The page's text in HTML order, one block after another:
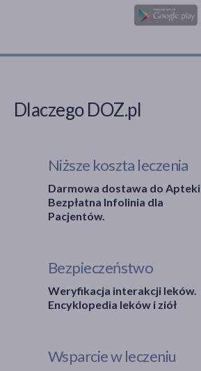
Dlaczego DOZ.pl
Niższe koszta leczenia
Darmowa dostawa do Apteki
Bezpłatna Infolinia dla
Pacjentów.
Bezpieczeństwo
Weryfikacja interakcji leków.
Encyklopedia leków i ziół
Wsparcie w leczeniu